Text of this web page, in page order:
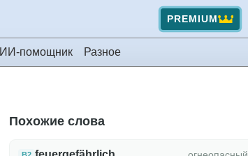
PREMIUM
ИИ-помощник Разное
Похожие слова
B2